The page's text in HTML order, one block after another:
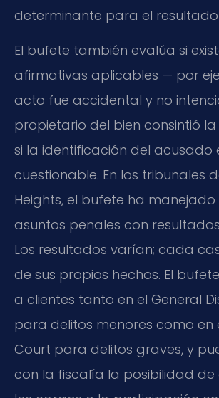
determinante para el
El bufete también evalúa si
afirmativas aplicables — por
acto fue accidental y no
propietario del bien consintió
si la identificación del acusado
cuestionable. En los tribunales
Heights, el bufete ha manejado
asuntos penales con
Los resultados varían; cada
de sus propios hechos. El
a clientes tanto en el General
para delitos menores como en
Court para delitos graves, y
con la fiscalía la posibilidad de